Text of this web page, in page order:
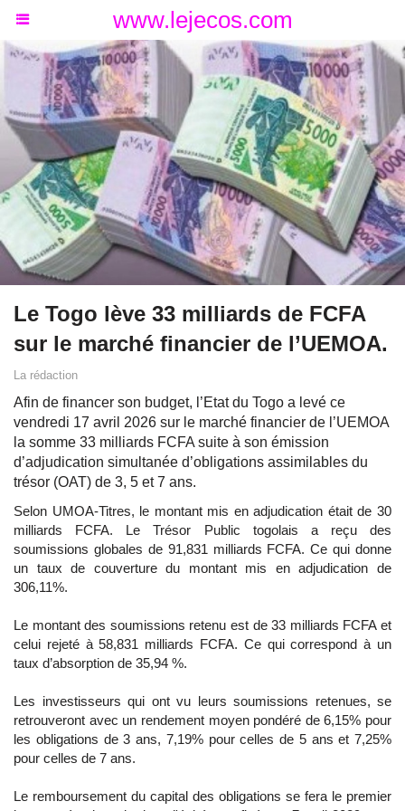
www.lejecos.com
Le Togo lève 33 milliards de FCFA
sur le marché financier de l’UEMOA.
La rédaction
Afin de financer son budget, l’Etat du Togo a levé ce
vendredi 17 avril 2026 sur le marché financier de l’UEMOA
la somme 33 milliards FCFA suite à son émission
d’adjudication simultanée d’obligations assimilables du
trésor (OAT) de 3, 5 et 7 ans.
Selon UMOA-Titres, le montant mis en adjudication était de 30
milliards FCFA. Le Trésor Public togolais a reçu des
soumissions globales de 91,831 milliards FCFA. Ce qui donne
un taux de couverture du montant mis en adjudication de
306,11%.
Le montant des soumissions retenu est de 33 milliards FCFA et
celui rejeté à 58,831 milliards FCFA. Ce qui correspond à un
taux d’absorption de 35,94 %.
Les investisseurs qui ont vu leurs soumissions retenues, se
retrouveront avec un rendement moyen pondéré de 6,15% pour
les obligations de 3 ans, 7,19% pour celles de 5 ans et 7,25%
pour celles de 7 ans.
Le remboursement du capital des obligations se fera le premier